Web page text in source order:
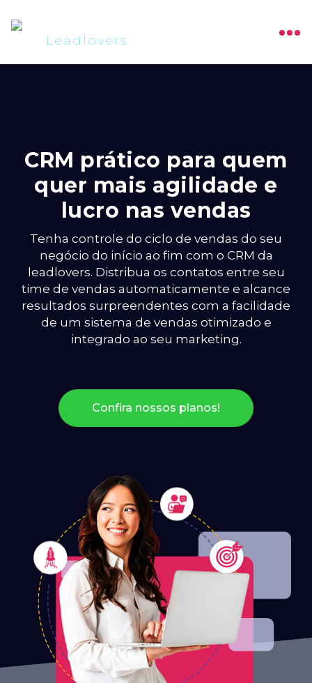
CRM prático para quem
quer mais agilidade e
lucro nas vendas
Tenha controle do ciclo de vendas do seu
negócio do início ao fim com o CRM da
leadlovers. Distribua os contatos entre seu
time de vendas automaticamente e alcance
resultados surpreendentes com a facilidade
de um sistema de vendas otimizado e
integrado ao seu marketing.
Confira nossos planos!